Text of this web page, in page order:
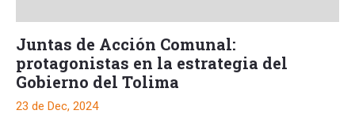
Juntas de Acción Comunal:
protagonistas en la estrategia del
Gobierno del Tolima
23 de Dec, 2024